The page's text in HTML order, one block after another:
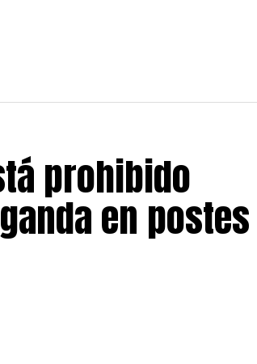
prohibido
en postes